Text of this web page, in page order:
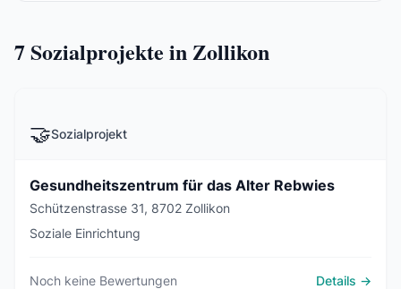
7Sozialprojekte in Zollikon
🤝Sozialprojekt
Gesundheitszentrum für das Alter Rebwies
Schützenstrasse 31, 8702 Zollikon
Soziale Einrichtung
Noch keine Bewertungen Details →